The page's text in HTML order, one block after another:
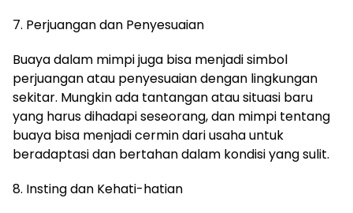
7. Perjuangan dan Penyesuaian
Buaya dalam mimpi juga bisa menjadi simbol
perjuangan atau penyesuaian dengan lingkungan
sekitar. Mungkin ada tantangan atau situasi baru
yang harus dihadapi seseorang, dan mimpi tentang
buaya bisa menjadi cermin dari usaha untuk
beradaptasi dan bertahan dalam kondisi yang sulit.
8. Insting dan Kehati-hatian